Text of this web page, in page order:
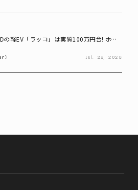
の軽EV「ラッコ」は実質100万円台! ホン
Jul. 28, 2026